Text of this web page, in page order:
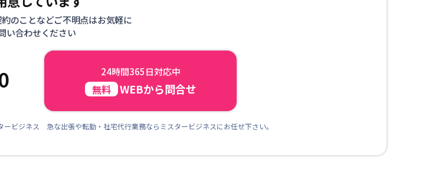
のことなどご不明点はお気軽に
い合わせください
24時間365日対応中
無料 WEBから問合せ
ビジネス 急な出張や転勤・社宅代行業務ならミスタービジネスにお任せ下さい。